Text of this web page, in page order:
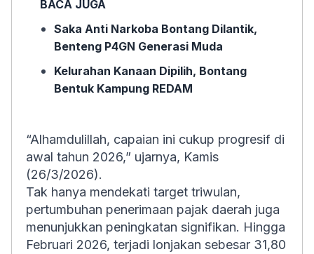
BACA JUGA
Saka Anti Narkoba Bontang Dilantik,
Benteng P4GN Generasi Muda
Kelurahan Kanaan Dipilih, Bontang
Bentuk Kampung REDAM
“Alhamdulillah, capaian ini cukup progresif di
awal tahun 2026,” ujarnya, Kamis
(26/3/2026).
Tak hanya mendekati target triwulan,
pertumbuhan penerimaan pajak daerah juga
menunjukkan peningkatan signifikan. Hingga
Februari 2026, terjadi lonjakan sebesar 31,80